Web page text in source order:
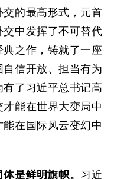
的最高形式，元首
中发挥了不可替代
之作，铸就了一座
信开放、担当有为
了习近平总书记高
能在世界大变局中
在国际风云变幻中
是鲜明旗帜。 习近